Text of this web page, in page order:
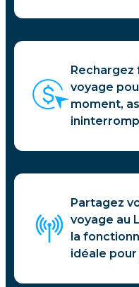
Rechargez
voyage
moment,
Partagez
voyage au
la
idéale